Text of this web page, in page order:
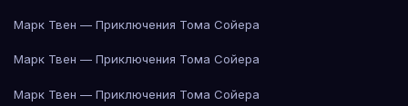
Марк Твен — Приключения Тома Сойера
Марк Твен — Приключения Тома Сойера
Марк Твен — Приключения Тома Сойера